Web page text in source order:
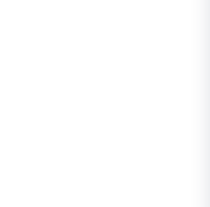
til 49.900 kr!